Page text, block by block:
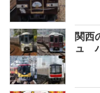
関西
ュ